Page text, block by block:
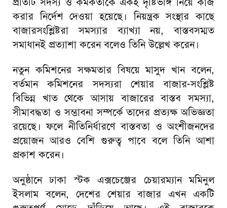
করার নির্দেশ দেওয়া হয়েছে। নিয়ন্ত্রক সংস্থার কাছে
বাজারসংশ্লিষ্টরা সমস্যার ব্যাখ্যা নয়, বাস্তবসম্মত
সমাধানই প্রত্যাশা করেন বলেও তিনি উল্লেখ করেন।
নতুন কমিশনের সক্ষমতার বিষয়ে মাসুদ খান বলেন,
বর্তমান কমিশনের সদস্যরা শেয়ার বাজার-সংশ্লিষ্ট
বিভিন্ন খাত থেকে আসায় বাজারের বাস্তব সমস্যা,
সীমাবদ্ধতা ও সম্ভাবনা সম্পর্কে তাদের প্রত্যক্ষ অভিজ্ঞতা
রয়েছে। ফলে নীতিনির্ধারণে বাস্তবতা ও অংশীজনদের
প্রয়োজন আরও বেশি গুরুত্ব পাবে বলে তিনি আশা
প্রকাশ করেন।
অনুষ্ঠানে ঢাকা স্টক এক্সচেঞ্জের চেয়ারম্যান মমিনুল
ইসলাম বলেন, দেশের শেয়ার বাজার এখন একটি